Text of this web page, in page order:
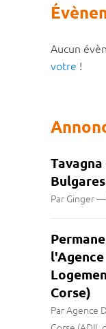
Aucun
votre !
Par Ginger—
Corse)
Par Agence